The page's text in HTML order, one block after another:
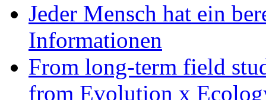
Jeder Mensch hat ein
Informationen
From long-term field
from Evolution x